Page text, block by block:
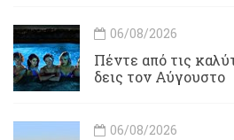
06/08/2026
Πέντε από τις
δεις τον Αύγουστο
06/08/2026